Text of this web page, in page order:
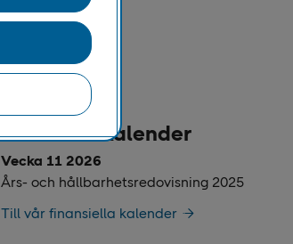
Finansiell kalender
Vecka 11 2026
Års- och hållbarhetsredovisning 2025
Till vår finansiella kalender